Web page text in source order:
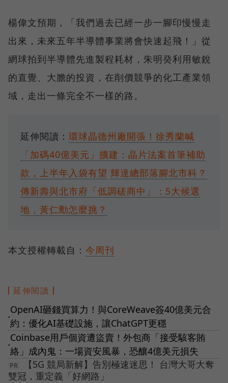
楊偉文預期，「我們過去已經一步一腳印慢慢走
出來，未來五年半導體事業將會快速起飛！」從
網球拍到半導體先進製程耗材，朱明癸利用敏銳
的直覺、大膽的投資，在削價競爭的化工產業領
域，走出一條完全不一樣的路。
延伸閱讀： 環球晶德州廠開張！徐秀蘭喊
「加碼40億美元」擴建：晶片法案首筆補助
款，上半年入袋有望 輝達總部落腳北市科？
傳新壽與北市府「低調磋商中」：5大候選
地，黃仁勳怎麼挑？
本文授權轉載自： 今周刊
延伸閱讀
●
OpenAI砸錢買算力！與CoreWeave簽40億美元合
約：優化AI基礎設施，讓ChatGPT更穩
●
Coinbase用戶個資遭盜賣！外包商「接受駭客賄
絡」成內鬼：一場資安風暴，恐釀4億美元損失
【5G 競局新解】告別極速迷思！ 台灣大哥大奪
雙冠，重定義「好網路」